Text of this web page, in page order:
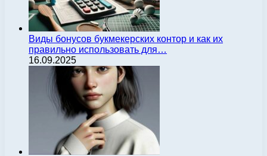
Виды бонусов букмекерских контор и как их
правильно использовать для…
16.09.2025